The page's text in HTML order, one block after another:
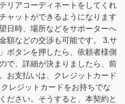
リアコーディネートをしてくれ
ャットができるようになります
日時、場所などをサポーターへ
額などの交渉も可能です。 3.サ
ボタンを押したら、依頼者様側
で、詳細が決まりましたら、前
お支払いは、クレジットカード
レジットカードをお持ちでな
ださい。そうすると、本契約と